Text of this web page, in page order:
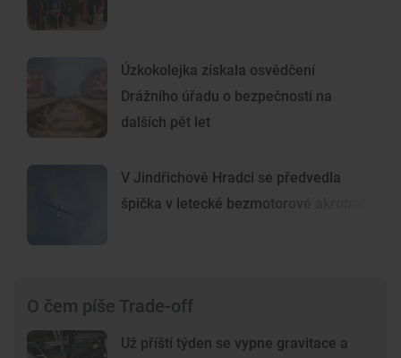
Úzkokolejka získala osvědčení
Drážního úřadu o bezpečnosti na
dalších pět let
V Jindřichově Hradci se předvedla
špička v letecké bezmotorové akrobacii
O čem píše Trade-off
Už příští týden se vypne gravitace a